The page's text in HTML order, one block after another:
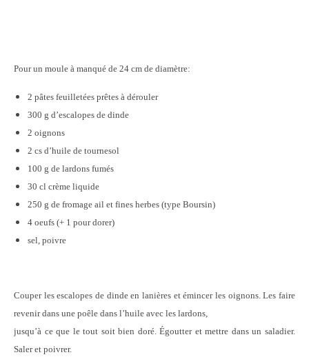
Pour un moule à manqué de 24 cm de diamètre:
2 pâtes feuilletées prêtes à dérouler
300 g d’escalopes de dinde
2 oignons
2 cs d’huile de tournesol
100 g de lardons fumés
30 cl crème liquide
250 g de fromage ail et fines herbes (type Boursin)
4 oeufs (+ 1 pour dorer)
sel, poivre
Couper les escalopes de dinde en lanières et émincer les oignons. Les faire
revenir dans une poêle dans l’huile avec les lardons,
jusqu’à ce que le tout soit bien doré. Égoutter et mettre dans un saladier.
Saler et poivrer.